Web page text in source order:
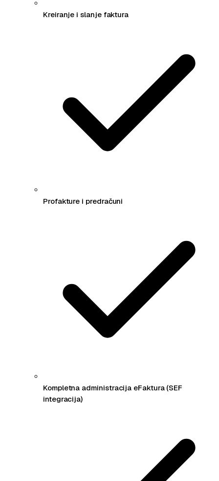
Kreiranje i slanje faktura
Profakture i predračuni
Kompletna administracija eFaktura (SEF
integracija)